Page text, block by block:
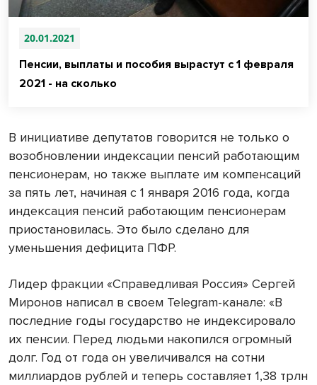
20.01.2021
Пенсии, выплаты и пособия вырастут с 1 февраля
2021 - на сколько
В инициативе депутатов говорится не только о
возобновлении индексации пенсий работающим
пенсионерам, но также выплате им компенсаций
за пять лет, начиная с 1 января 2016 года, когда
индексация пенсий работающим пенсионерам
приостановилась. Это было сделано для
уменьшения дефицита ПФР.
Лидер фракции «Справедливая Россия» Сергей
Миронов написал в своем Telegram-канале: «В
последние годы государство не индексировало
их пенсии. Перед людьми накопился огромный
долг. Год от года он увеличивался на сотни
миллиардов рублей и теперь составляет 1,38 трлн